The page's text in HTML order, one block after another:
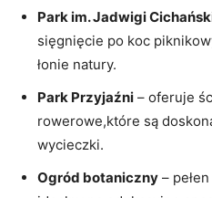
Park im. Jadwigi
sięgnięcie po koc
łonie natury.
Park Przyjaźni – ⁤oferuje
rowerowe,które są
‍wycieczki.
Ogród botaniczny –